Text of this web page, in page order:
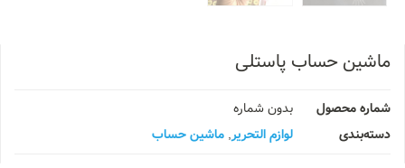
ماشین حساب پاستلی
شماره محصول
بدون شماره
دسته‌بندی
لوازم التحریر, ماشین حساب